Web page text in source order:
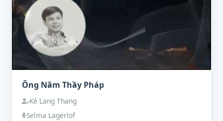
Ông Năm Thầy Pháp
Kẻ Lang Thang
Selma Lagerlof